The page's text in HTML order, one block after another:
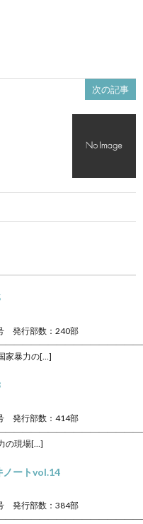
次の記事
発行部数：240部
家暴力の[…]
発行部数：414部
の現場[…]
ノートvol.14
発行部数：384部